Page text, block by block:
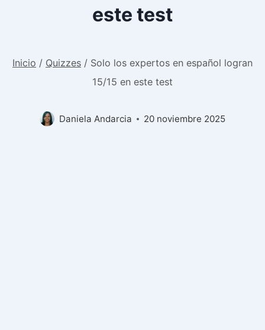
este test
Inicio / Quizzes / Solo los expertos en español logran
15/15 en este test
Daniela Andarcia 20 noviembre 2025